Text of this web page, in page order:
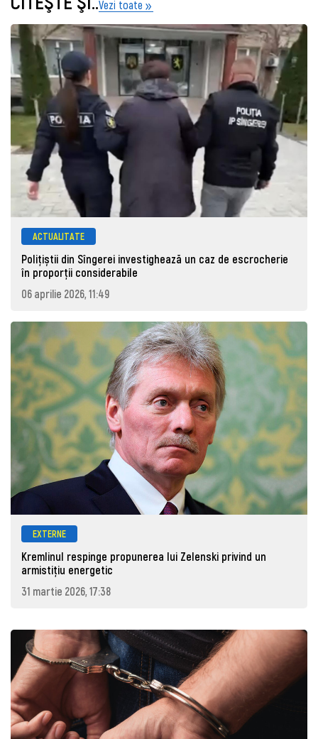
Vezi toate
ACTUALITATE
Polițiștii din Sîngerei investighează un caz de escrocherie
în proporții considerabile
06 aprilie 2026, 11:49
EXTERNE
Kremlinul respinge propunerea lui Zelenski privind un
armistițiu energetic
31 martie 2026, 17:38